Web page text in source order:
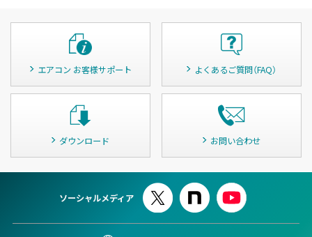
エアコン お客様サポート よくあるご質問（FAQ）
ダウンロード お問い合わせ
ソーシャルメディア